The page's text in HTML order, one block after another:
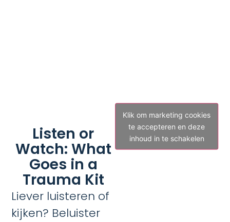
Klik om marketing cookies
te accepteren en deze
inhoud in te schakelen
Listen or
Watch: What
Goes in a
Trauma Kit
Liever luisteren of
kijken? Beluister